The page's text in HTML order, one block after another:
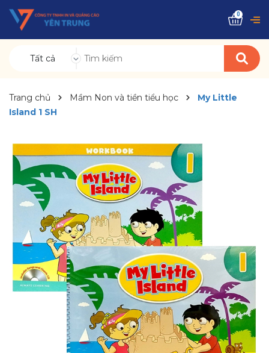
Tất cả
0
Trang chủ Mầm Non và tiền tiểu học
My Little
Island 1 SH